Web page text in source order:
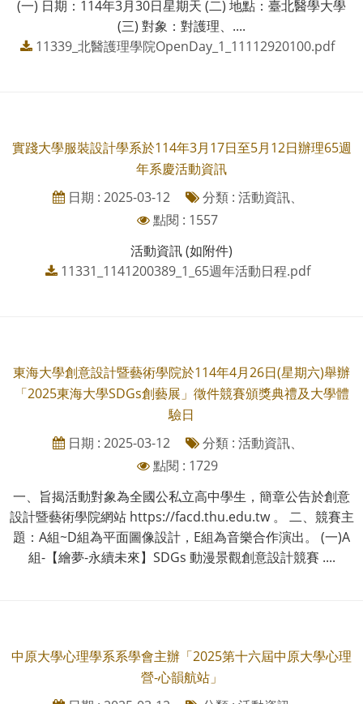
(一) 日期：114年3月30日星期天 (二) 地點：臺北醫學大學
(三) 對象：對護理、....
11339_北醫護理學院OpenDay_1_11112920100.pdf
實踐大學服裝設計學系於114年3月17日至5月12日辦理65週
年系慶活動資訊
日期 : 2025-03-12
分類 : 活動資訊、
點閱 : 1557
活動資訊 (如附件)
11331_1141200389_1_65週年活動日程.pdf
東海大學創意設計暨藝術學院於114年4月26日(星期六)舉辦
「2025東海大學SDGs創藝展」徵件競賽頒獎典禮及大學體
驗日
日期 : 2025-03-12
分類 : 活動資訊、
點閱 : 1729
一、旨揭活動對象為全國公私立高中學生，簡章公告於創意
設計暨藝術學院網站 https://facd.thu.edu.tw 。 二、競賽主
題：A組~D組為平面圖像設計，E組為音樂合作演出。 (一)A
組-【繪夢-永續未來】SDGs 動漫景觀創意設計競賽 ....
中原大學心理學系系學會主辦「2025第十六屆中原大學心理
營-心韻航站」